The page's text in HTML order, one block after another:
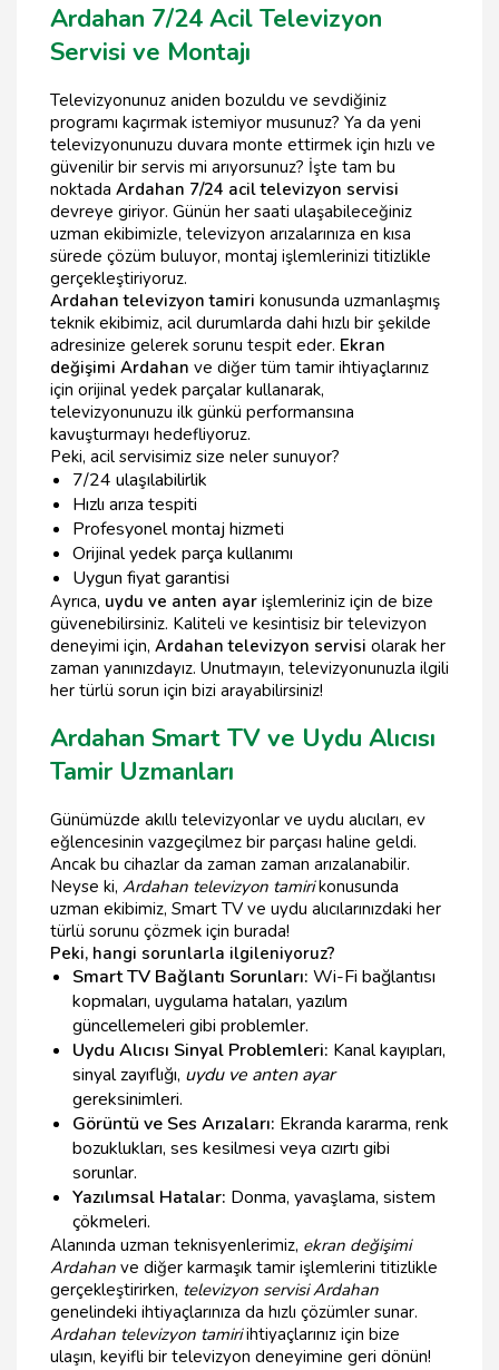
Ardahan 7/24 Acil Televizyon
Servisi ve Montajı
Televizyonunuz aniden bozuldu ve sevdiğiniz
programı kaçırmak istemiyor musunuz? Ya da yeni
televizyonunuzu duvara monte ettirmek için hızlı ve
güvenilir bir servis mi arıyorsunuz? İşte tam bu
noktada Ardahan 7/24 acil televizyon servisi
devreye giriyor. Günün her saati ulaşabileceğiniz
uzman ekibimizle, televizyon arızalarınıza en kısa
sürede çözüm buluyor, montaj işlemlerinizi titizlikle
gerçekleştiriyoruz.
Ardahan televizyon tamiri konusunda uzmanlaşmış
teknik ekibimiz, acil durumlarda dahi hızlı bir şekilde
adresinize gelerek sorunu tespit eder. Ekran
değişimi Ardahan ve diğer tüm tamir ihtiyaçlarınız
için orijinal yedek parçalar kullanarak,
televizyonunuzu ilk günkü performansına
kavuşturmayı hedefliyoruz.
Peki, acil servisimiz size neler sunuyor?
7/24 ulaşılabilirlik
Hızlı arıza tespiti
Profesyonel montaj hizmeti
Orijinal yedek parça kullanımı
Uygun fiyat garantisi
Ayrıca, uydu ve anten ayar işlemleriniz için de bize
güvenebilirsiniz. Kaliteli ve kesintisiz bir televizyon
deneyimi için, Ardahan televizyon servisi olarak her
zaman yanınızdayız. Unutmayın, televizyonunuzla ilgili
her türlü sorun için bizi arayabilirsiniz!
Ardahan Smart TV ve Uydu Alıcısı
Tamir Uzmanları
Günümüzde akıllı televizyonlar ve uydu alıcıları, ev
eğlencesinin vazgeçilmez bir parçası haline geldi.
Ancak bu cihazlar da zaman zaman arızalanabilir.
Neyse ki, Ardahan televizyon tamirikonusunda
uzman ekibimiz, Smart TV ve uydu alıcılarınızdaki her
türlü sorunu çözmek için burada!
Peki, hangi sorunlarla ilgileniyoruz?
Smart TV Bağlantı Sorunları: Wi-Fi bağlantısı
kopmaları, uygulama hataları, yazılım
güncellemeleri gibi problemler.
Uydu Alıcısı Sinyal Problemleri: Kanal kayıpları,
sinyal zayıflığı, uydu ve anten ayar
gereksinimleri.
Görüntü ve Ses Arızaları: Ekranda kararma, renk
bozuklukları, ses kesilmesi veya cızırtı gibi
sorunlar.
Yazılımsal Hatalar: Donma, yavaşlama, sistem
çökmeleri.
Alanında uzman teknisyenlerimiz, ekran değişimi
Ardahan ve diğer karmaşık tamir işlemlerini titizlikle
gerçekleştirirken, televizyon servisi Ardahan
genelindeki ihtiyaçlarınıza da hızlı çözümler sunar.
Ardahan televizyon tamiriihtiyaçlarınız için bize
ulaşın, keyifli bir televizyon deneyimine geri dönün!